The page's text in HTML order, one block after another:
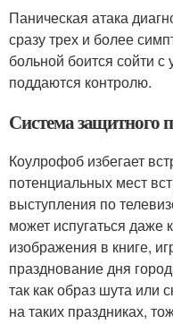
Паническая атака
сразу трех и более
больной боится сойти
поддаются контролю.
Система защитного
Коулрофоб избегает
потенциальных мест
выступления по
может испугаться даже
изображения в книге,
празднование дня
так как образ шута или
на таких праздниках,